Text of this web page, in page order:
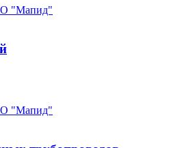
"Мапид"
"Мапид"